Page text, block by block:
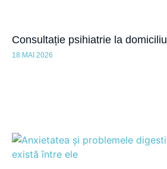
Consultație psihiatrie la domiciliu
18 MAI 2026